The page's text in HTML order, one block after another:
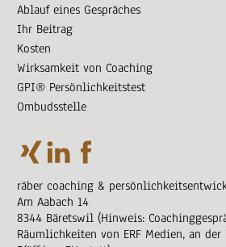
Ablauf eines Gespräches
Ihr Beitrag
Kosten
Wirksamkeit von Coaching
GPI® Persönlichkeitstest
Ombudsstelle
räber coaching &
Am Aabach 14
8344 Bäretswil (Hinweis:
Räumlichkeiten von ERF Medien, an der